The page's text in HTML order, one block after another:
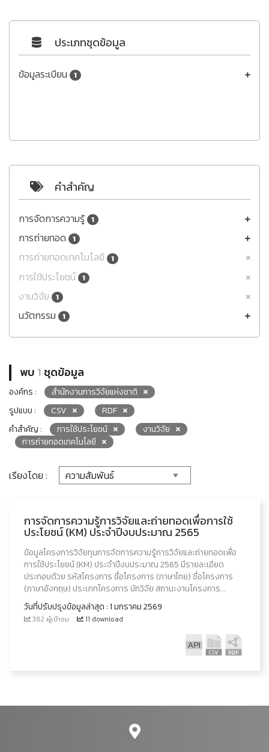
ประเภทชุดข้อมูล
ข้อมูลระเบียน 1
คำสำคัญ
การจัดการความรู้ 1
การถ่ายทอด 1
การถ่ายทอดเทคโนโลยี 1
การใช้ประโยชน์ 1
งานวิจัย 1
นวัตกรรม 1
พบ 1ชุดข้อมูล
องค์กร :
สำนักงานการวิจัยแห่งชาติ
รูปแบบ :
CSV
RDF
คำสำคัญ :
การใช้ประโยชน์
งานวิจัย
การถ่ายทอดเทคโนโลยี
เรียงโดย :
การจัดการความรู้การวิจัยและถ่ายทอดเพื่อการใช้
ประโยชน์ (KM) ประจำปีงบประมาณ 2565
ข้อมูลโครงการวิจัยทุนการจัดการความรู้การวิจัยและถ่ายทอดเพื่อ
การใช้ประโยชน์ (KM) ประจำปีงบประมาณ 2565 มีรายละเอียด
ประกอบด้วย รหัสโครงการ ชื่อโครงการ (ภาษาไทย) ชื่อโครงการ
(ภาษาอังกฤษ) ประเภทโครงการ นักวิจัย สถานะงานโครงการ...
วันที่ปรับปรุงข้อมูลล่าสุด : 1 มกราคม 2569
382 ผู้เข้าชม 11 download